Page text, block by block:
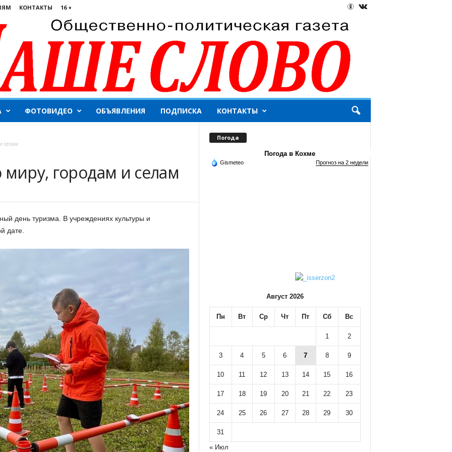
КОНТАКТЫ 16 +
ФОТОВИДЕО ОБЪЯВЛЕНИЯ ПОДПИСКА КОНТАКТЫ
селам
городам и селам
день туризма. В учреждениях культуры и
дате.
Погода
Погода в Кохме
Gismeteo Прогноз на 2 недели
Август 2026
Пн Вт Ср Чт Пт Сб Вс
1 2
3 4 5 6 7 8 9
10 11 12 13 14 15 16
17 18 19 20 21 22 23
24 25 26 27 28 29 30
31
« Июл